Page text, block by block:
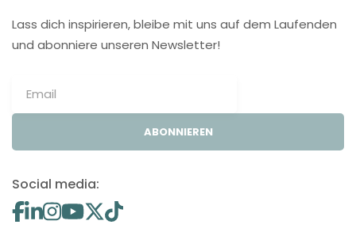
Lass dich inspirieren, bleibe mit uns auf dem Laufenden
und abonniere unseren Newsletter!
ABONNIEREN
Social media: